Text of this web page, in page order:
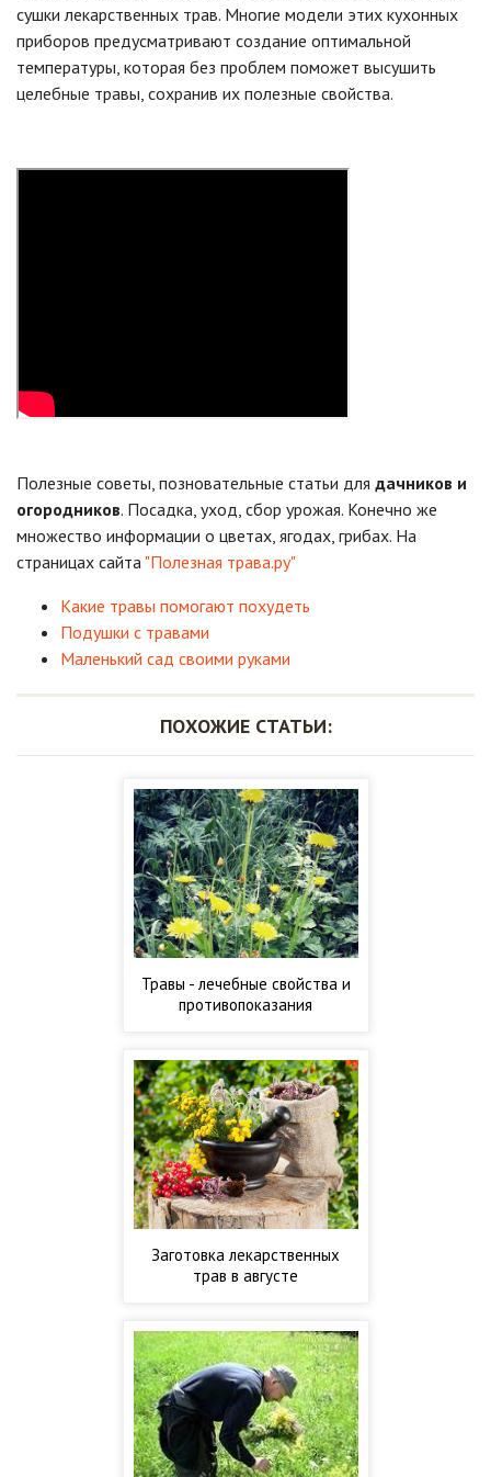
сушки лекарственных трав. Многие модели этих кухонных
приборов предусматривают создание оптимальной
температуры, которая без проблем поможет высушить
целебные травы, сохранив их полезные свойства.
Полезные советы, позновательные статьи для дачников и
огородников. Посадка, уход, сбор урожая. Конечно же
множество информации о цветах, ягодах, грибах. На
страницах сайта "Полезная трава.ру"
Какие травы помогают похудеть
Подушки с травами
Маленький сад своими руками
ПОХОЖИЕ СТАТЬИ:
Травы - лечебные свойства и
противопоказания
Заготовка лекарственных
трав в августе